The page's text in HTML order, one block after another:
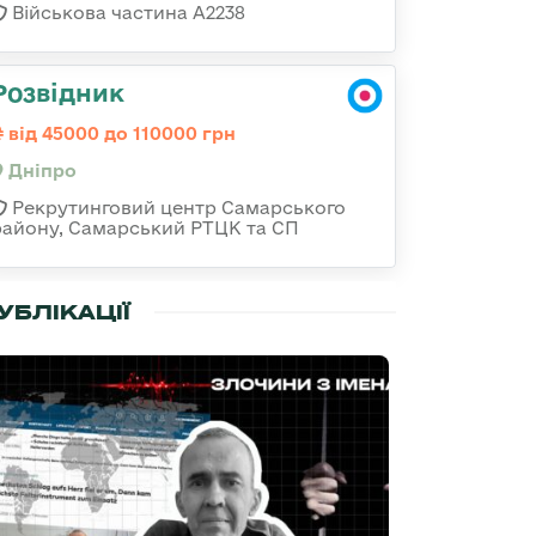
Військова частина А2238
від 45000 до 110000 грн
Дніпро
Рекрутинговий центр Самарського
Самарський РТЦК та СП